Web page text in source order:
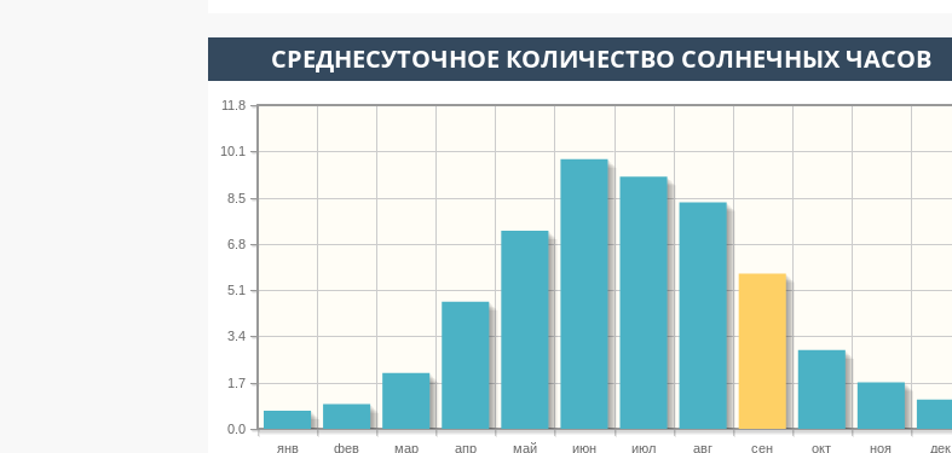
СРЕДНЕСУТОЧНОЕ КОЛИЧЕСТВО СОЛНЕЧНЫХ ЧАСОВ
янв фев мар апр май июн июл авг сен окт ноя дек
0.0
1.7
3.4
5.1
6.8
8.5
10.1
11.8